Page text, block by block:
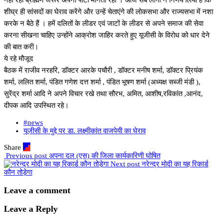
शीघ्र ही सांसदों का घेराव करेंगे और उन्हें चेताएंगे की लोकसभा और राज्यसभा में नशा
करके न बैठे हैं । हमें दलितों के लीडर एवं जाटों के लीडर से अपने समाज की सेवा
करना सीखना चाहिए उन्होंने आक्रोश जाहिर करते हुए यूजीसी के विरोध को धार देने
की बात करी।
ये रहे मौजूद
बैठक में राजीव नरहरि, डॉक्टर आरके पचौरी , डॉक्टर मनीष शर्मा, डॉक्टर प्रियंक
शर्मा, ललित शर्मा, पंडित गणेश दत्त शर्मा , पंडित भूषण शर्मा (अध्यक्ष सब्जी मंडी ),
सुरेंद्र शर्मा आदि ने अपने विचार रखे तथा सौरभ, अमित, आशीष,रविकांत ,आनंद,
दीपक आदि उपस्थित रहे।
#news
यूजीसी के मुद्दे पर डा. लक्ष्मीकांत वाजपेयी का घेराव
Share
Previous post अपना दल (एस) की जिला कार्यकारिणी घोषित
Next post नरेन्द्र मोदी का यह रिकार्ड
कौन तोड़ेगा
Leave a comment
Leave a Reply